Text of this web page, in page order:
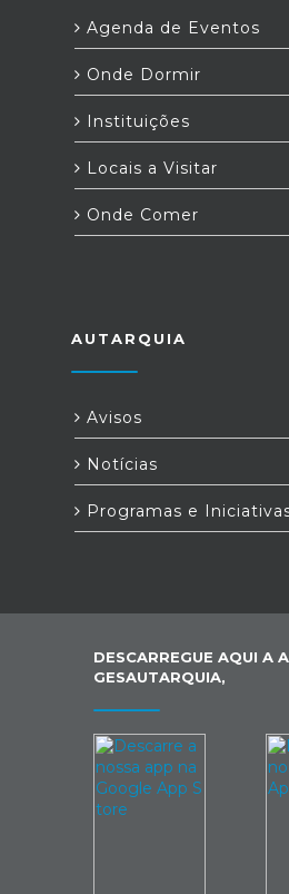
Agenda de Eventos
Onde Dormir
Instituições
Locais a Visitar
Onde Comer
AUTARQUIA
Avisos
Notícias
Programas e
DESCARREGUE AQUI A
GESAUTARQUIA,